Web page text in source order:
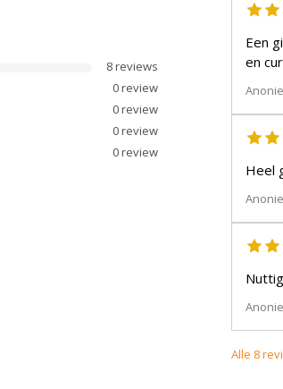
8reviews
0review
0review
0review
0review
Een
en
Heel
Alle 8